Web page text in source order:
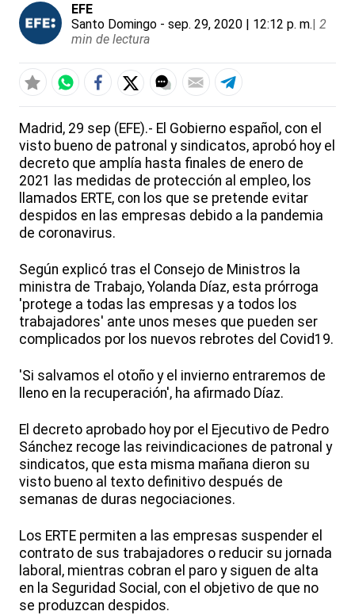
EFE
Santo Domingo - sep. 29, 2020 | 12:12 p. m.| 2
min de lectura
Madrid, 29 sep (EFE).- El Gobierno español, con el
visto bueno de patronal y sindicatos, aprobó hoy el
decreto que amplía hasta finales de enero de
2021 las medidas de protección al empleo, los
llamados ERTE, con los que se pretende evitar
despidos en las empresas debido a la pandemia
de coronavirus.
Según explicó tras el Consejo de Ministros la
ministra de Trabajo, Yolanda Díaz, esta prórroga
'protege a todas las empresas y a todos los
trabajadores' ante unos meses que pueden ser
complicados por los nuevos rebrotes del Covid19.
'Si salvamos el otoño y el invierno entraremos de
lleno en la recuperación', ha afirmado Díaz.
El decreto aprobado hoy por el Ejecutivo de Pedro
Sánchez recoge las reivindicaciones de patronal y
sindicatos, que esta misma mañana dieron su
visto bueno al texto definitivo después de
semanas de duras negociaciones.
Los ERTE permiten a las empresas suspender el
contrato de sus trabajadores o reducir su jornada
laboral, mientras cobran el paro y siguen de alta
en la Seguridad Social, con el objetivo de que no
se produzcan despidos.